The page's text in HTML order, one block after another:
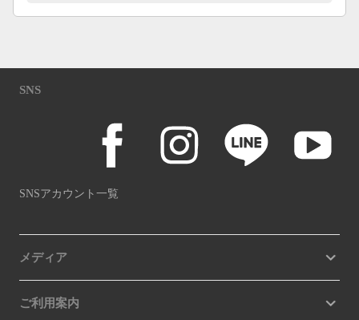
SNS
SNSアカウント一覧
メディア
ご利用案内